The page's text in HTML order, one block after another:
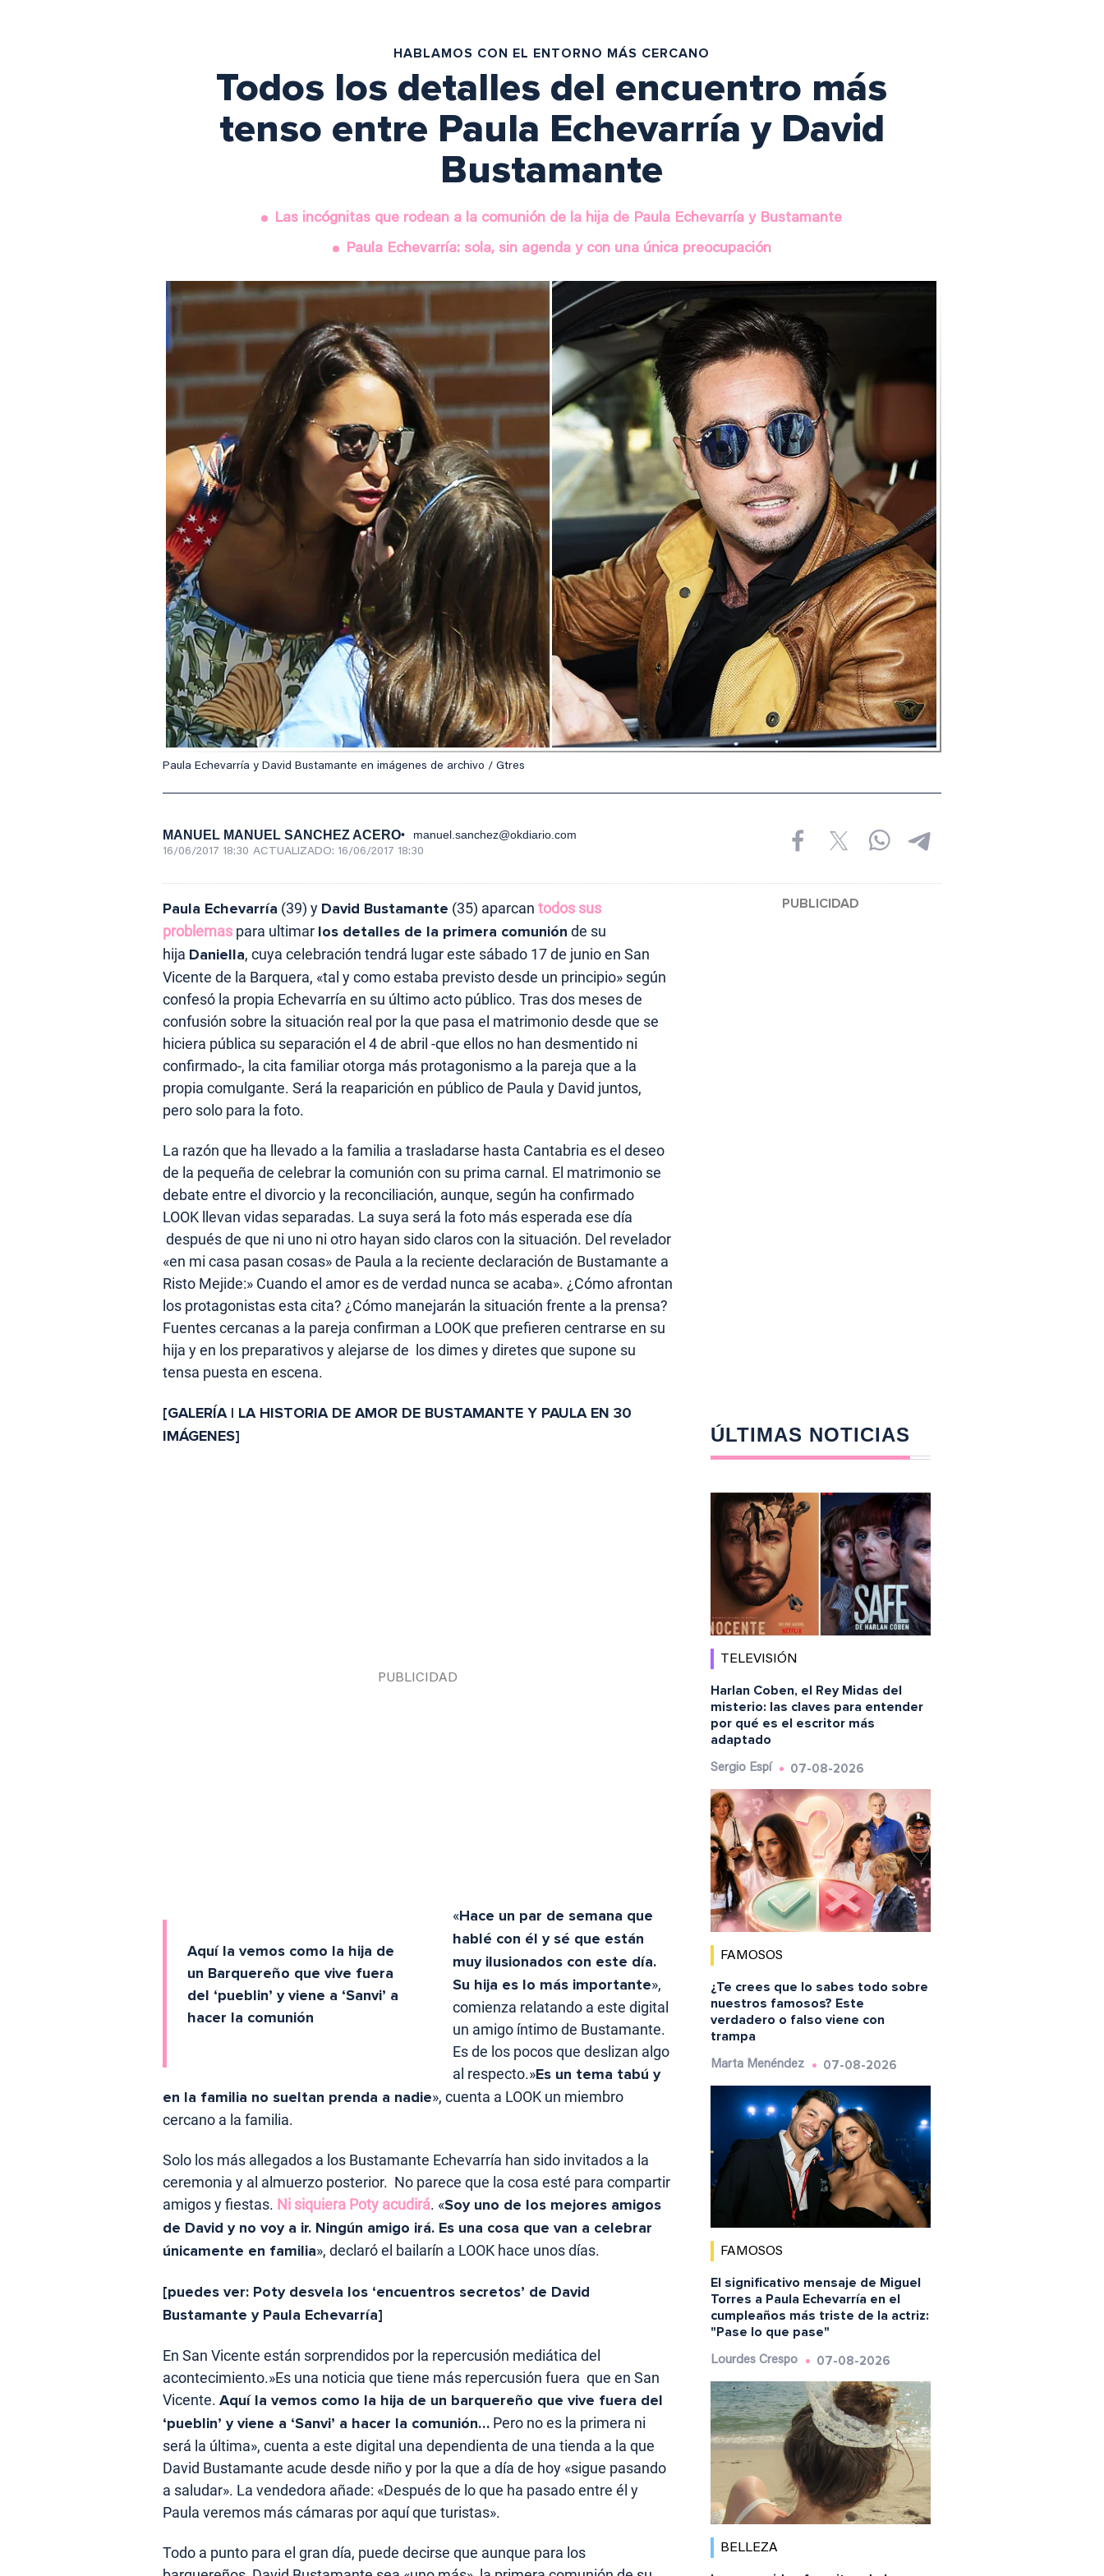
HABLAMOS CON EL ENTORNO MÁS CERCANO
Todos los detalles del encuentro más
tenso entre Paula Echevarría y David
Bustamante
Las incógnitas que rodean a la comunión de la hija de Paula Echevarría y Bustamante
Paula Echevarría: sola, sin agenda y con una única preocupación
Paula Echevarría y David Bustamante en imágenes de archivo / Gtres
MANUEL MANUEL SANCHEZ ACERO manuel.sanchez@okdiario.com
16/06/2017 18:30 ACTUALIZADO: 16/06/2017 18:30
Paula Echevarría (39) y David Bustamante (35) aparcan todos sus
problemas para ultimar los detalles de la primera comunión de su
hija Daniella, cuya celebración tendrá lugar este sábado 17 de junio en San
Vicente de la Barquera, «tal y como estaba previsto desde un principio» según
confesó la propia Echevarría en su último acto público. Tras dos meses de
confusión sobre la situación real por la que pasa el matrimonio desde que se
hiciera pública su separación el 4 de abril -que ellos no han desmentido ni
confirmado-, la cita familiar otorga más protagonismo a la pareja que a la
propia comulgante. Será la reaparición en público de Paula y David juntos,
pero solo para la foto.
La razón que ha llevado a la familia a trasladarse hasta Cantabria es el deseo
de la pequeña de celebrar la comunión con su prima carnal. El matrimonio se
debate entre el divorcio y la reconciliación, aunque, según ha confirmado
LOOK llevan vidas separadas. La suya será la foto más esperada ese día
después de que ni uno ni otro hayan sido claros con la situación. Del revelador
«en mi casa pasan cosas» de Paula a la reciente declaración de Bustamante a
Risto Mejide:» Cuando el amor es de verdad nunca se acaba». ¿Cómo afrontan
los protagonistas esta cita? ¿Cómo manejarán la situación frente a la prensa?
Fuentes cercanas a la pareja confirman a LOOK que prefieren centrarse en su
hija y en los preparativos y alejarse de los dimes y diretes que supone su
tensa puesta en escena.
[GALERÍA | LA HISTORIA DE AMOR DE BUSTAMANTE Y PAULA EN 30
IMÁGENES]
Aquí la vemos como la hija de
un Barquereño que vive fuera
del ‘pueblin’ y viene a ‘Sanvi’ a
hacer la comunión
«Hace un par de semana que
hablé con él y sé que están
muy ilusionados con este día.
Su hija es lo más importante»,
comienza relatando a este digital
un amigo íntimo de Bustamante.
Es de los pocos que deslizan algo
al respecto.»Es un tema tabú y
en la familia no sueltan prenda a nadie», cuenta a LOOK un miembro
cercano a la familia.
Solo los más allegados a los Bustamante Echevarría han sido invitados a la
ceremonia y al almuerzo posterior. No parece que la cosa esté para compartir
amigos y fiestas. Ni siquiera Poty acudirá. «Soy uno de los mejores amigos
de David y no voy a ir. Ningún amigo irá. Es una cosa que van a celebrar
únicamente en familia», declaró el bailarín a LOOK hace unos días.
[puedes ver: Poty desvela los ‘encuentros secretos’ de David
Bustamante y Paula Echevarría]
En San Vicente están sorprendidos por la repercusión mediática del
acontecimiento.»Es una noticia que tiene más repercusión fuera que en San
Vicente. Aquí la vemos como la hija de un barquereño que vive fuera del
‘pueblin’ y viene a ‘Sanvi’ a hacer la comunión… Pero no es la primera ni
será la última», cuenta a este digital una dependienta de una tienda a la que
David Bustamante acude desde niño y por la que a día de hoy «sigue pasando
a saludar». La vendedora añade: «Después de lo que ha pasado entre él y
Paula veremos más cámaras por aquí que turistas».
Todo a punto para el gran día, puede decirse que aunque para los
ÚLTIMAS NOTICIAS
TELEVISIÓN
Harlan Coben, el Rey Midas del
misterio: las claves para entender
por qué es el escritor más
adaptado
Sergio Espí 07-08-2026
FAMOSOS
¿Te crees que lo sabes todo sobre
nuestros famosos? Este
verdadero o falso viene con
trampa
Marta Menéndez 07-08-2026
FAMOSOS
El significativo mensaje de Miguel
Torres a Paula Echevarría en el
cumpleaños más triste de la actriz:
"Pase lo que pase"
Lourdes Crespo 07-08-2026
BELLEZA